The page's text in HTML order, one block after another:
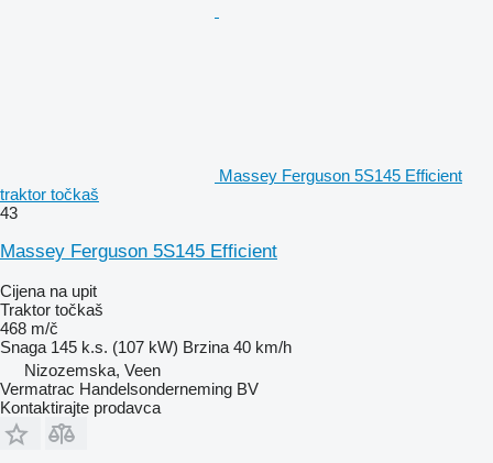
Massey Ferguson 5S145 Efficient
traktor točkaš
43
Massey Ferguson 5S145 Efficient
Cijena na upit
Traktor točkaš
468 m/č
Snaga 145 k.s. (107 kW) Brzina 40 km/h
Nizozemska, Veen
Vermatrac Handelsonderneming BV
Kontaktirajte prodavca